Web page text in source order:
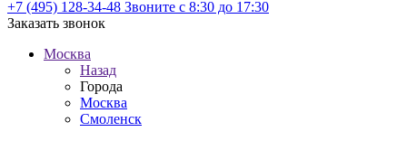
+7 (495) 128-34-48 Звоните с 8:30 до 17:30
Заказать звонок
Москва
Назад
Города
Москва
Смоленск